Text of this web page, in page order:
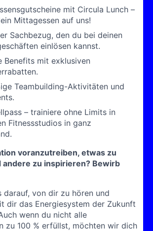
mit Circula Lunch –
Mittagessen auf uns!
Sachbezug, den du bei deinen
einlösen kannst.
Benefits mit exklusiven
Teambuilding-Aktivitäten und
– trainiere ohne Limits in
Fitnessstudios in ganz
voranzutreiben, etwas zu
andere zu inspirieren? Bewirb
darauf, von dir zu hören und
dir das Energiesystem der Zukunft
wenn du nicht alle
zu 100 % erfüllst, möchten wir dich